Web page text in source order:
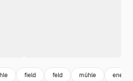
field feld mühle energie